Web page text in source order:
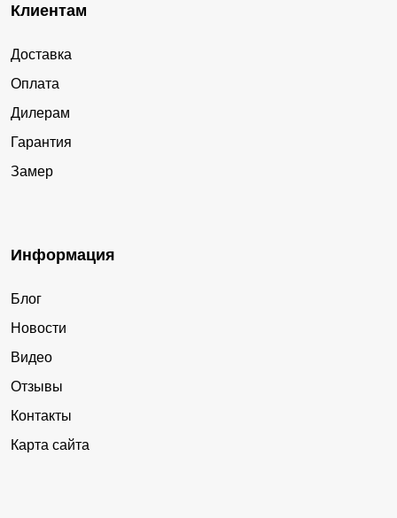
Клиентам
Доставка
Оплата
Дилерам
Гарантия
Замер
Информация
Блог
Новости
Видео
Отзывы
Контакты
Карта сайта